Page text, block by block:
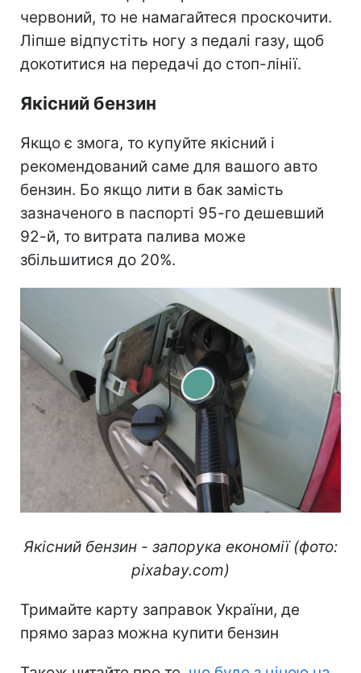
червоний, то не намагайтеся проскочити.
Ліпше відпустіть ногу з педалі газу, щоб
докотитися на передачі до стоп-лінії.
Якісний бензин
Якщо є змога, то купуйте якісний і
рекомендований саме для вашого авто
бензин. Бо якщо лити в бак замість
зазначеного в паспорті 95-го дешевший
92-й, то витрата палива може
збільшитися до 20%.
Якісний бензин - запорука економії (фото:
pixabay.com)
Тримайте карту заправок України, де
прямо зараз можна купити бензин